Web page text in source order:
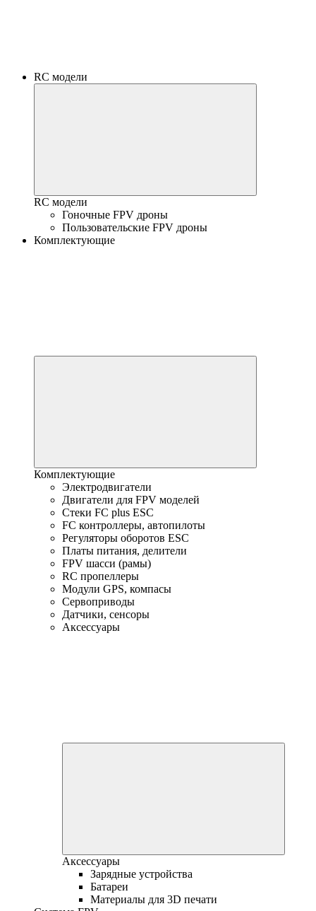
RC модели
RC модели
Гоночные FPV дроны
Пользовательские FPV дроны
Комплектующие
Комплектующие
Электродвигатели
Двигатели для FPV моделей
Стеки FC plus ESC
FC контроллеры, автопилоты
Регуляторы оборотов ESC
Платы питания, делители
FPV шасси (рамы)
RC пропеллеры
Модули GPS, компасы
Сервоприводы
Датчики, сенсоры
Аксессуары
Аксессуары
Зарядные устройства
Батареи
Материалы для 3D печати